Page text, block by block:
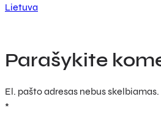
Lietuva
Parašykite
El. pašto adresas nebus skelbiamas.
*